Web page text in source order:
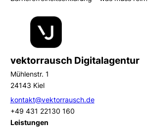
vektorrausch Digitalagentur
Mühlenstr. 1
24143 Kiel
kontakt@vektorrausch.de
+49 431 22130 160
Leistungen